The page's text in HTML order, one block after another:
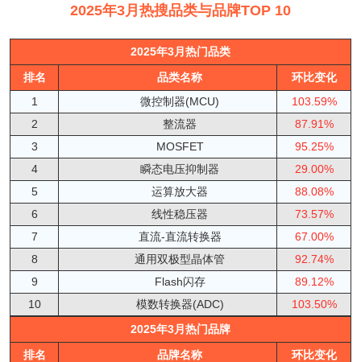
2025年3月热搜品类与品牌TOP 10
2025年3月热门品类
排名
品类名称
环比变化
1
微控制器(MCU)
103.59%
2
整流器
87.91%
3
MOSFET
95.25%
4
瞬态电压抑制器
29.00%
5
运算放大器
88.08%
6
线性稳压器
73.57%
7
直流-直流转换器
67.00%
8
通用双极型晶体管
92.74%
9
Flash闪存
89.12%
10
模数转换器(ADC)
103.50%
2025年3月热门品牌
排名
品牌名称
环比变化